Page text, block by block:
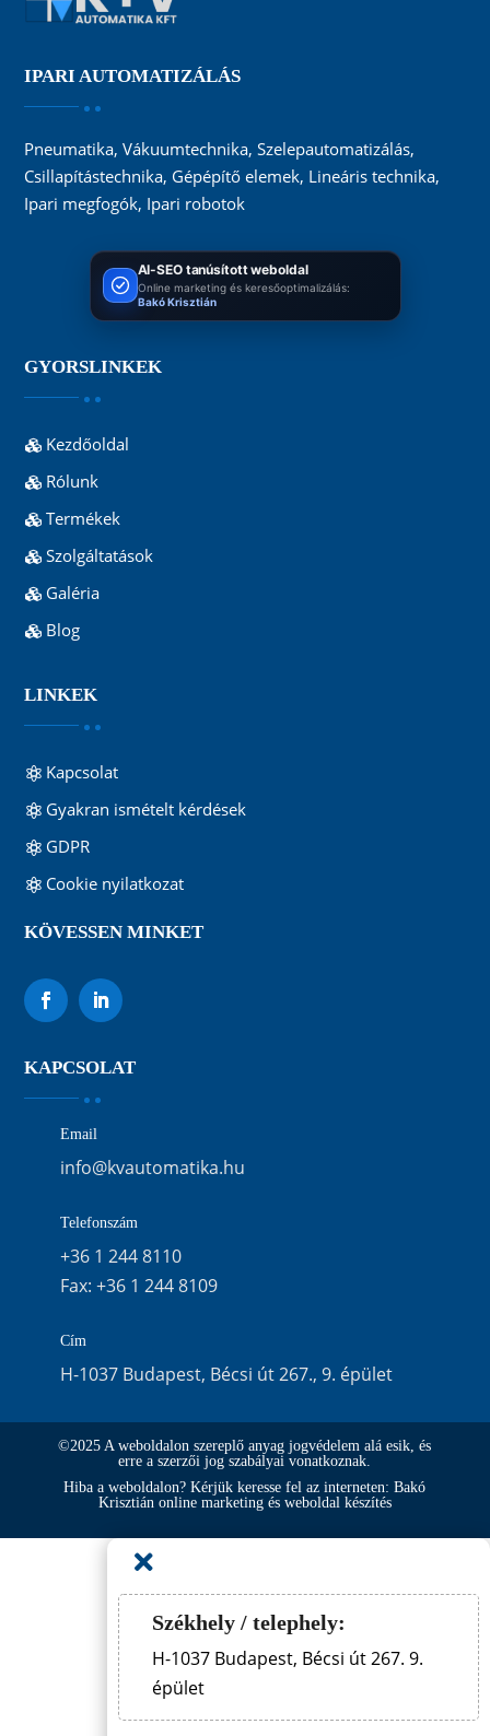
IPARI AUTOMATIZÁLÁS
Pneumatika, Vákuumtechnika, Szelepautomatizálás,
Csillapítástechnika, Gépépítő elemek, Lineáris technika,
Ipari megfogók, Ipari robotok
AI-SEO tanúsított weboldal
Online marketing és keresőoptimalizálás:
Bakó Krisztián
GYORSLINKEK
Kezdőoldal
Rólunk
Termékek
Szolgáltatások
Galéria
Blog
LINKEK
Kapcsolat
Gyakran ismételt kérdések
GDPR
Cookie nyilatkozat
KÖVESSEN MINKET
KAPCSOLAT
Email
info@kvautomatika.hu
Telefonszám
+36 1 244 8110
Fax: +36 1 244 8109
Cím
H-1037 Budapest, Bécsi út 267., 9. épület
©2025 A weboldalon szereplő anyag jogvédelem alá esik, és
erre a szerzői jog szabályai vonatkoznak.
Hiba a weboldalon? Kérjük keresse fel az interneten: Bakó
Krisztián online marketing és weboldal készítés

Székhely / telephely:
H-1037 Budapest, Bécsi út 267. 9.
épület